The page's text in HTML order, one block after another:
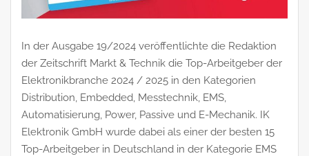
In der Ausgabe 19/2024 veröffentlichte die Redaktion
der Zeitschrift Markt & Technik die Top-Arbeitgeber der
Elektronikbranche 2024 / 2025 in den Kategorien
Distribution, Embedded, Messtechnik, EMS,
Automatisierung, Power, Passive und E-Mechanik. IK
Elektronik GmbH wurde dabei als einer der besten 15
Top-Arbeitgeber in Deutschland in der Kategorie EMS